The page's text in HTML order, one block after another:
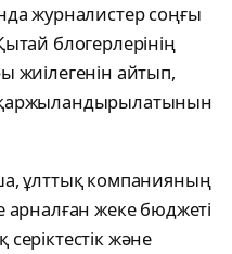
журналистер соңғы
блогерлерінің
жиілегенін айтып,
ұлттық компанияның
арналған жеке бюджеті
және